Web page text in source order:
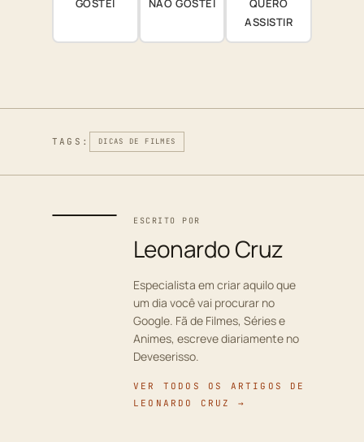
GOSTEI NÃO GOSTEI
QUERO
ASSISTIR
TAGS: DICAS DE FILMES
ESCRITO POR
Leonardo Cruz
Especialista em criar aquilo que
um dia você vai procurar no
Google. Fã de Filmes, Séries e
Animes, escreve diariamente no
Deveserisso.
VER TODOS OS ARTIGOS DE
LEONARDO CRUZ →